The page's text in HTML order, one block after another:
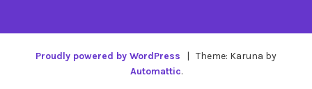
Proudly powered by WordPress | Theme: Karuna by
Automattic.